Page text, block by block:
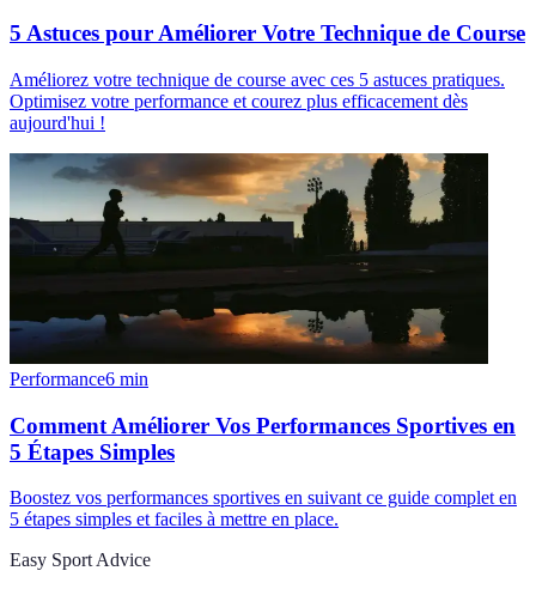
5 Astuces pour Améliorer Votre Technique de Course
Améliorez votre technique de course avec ces 5 astuces pratiques.
Optimisez votre performance et courez plus efficacement dès
aujourd'hui !
Performance6 min
Comment Améliorer Vos Performances Sportives en
5 Étapes Simples
Boostez vos performances sportives en suivant ce guide complet en
5 étapes simples et faciles à mettre en place.
Easy Sport Advice